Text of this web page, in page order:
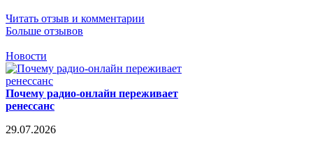
Читать отзыв и комментарии
Больше отзывов
Новости
Почему радио-онлайн переживает
ренессанс
29.07.2026